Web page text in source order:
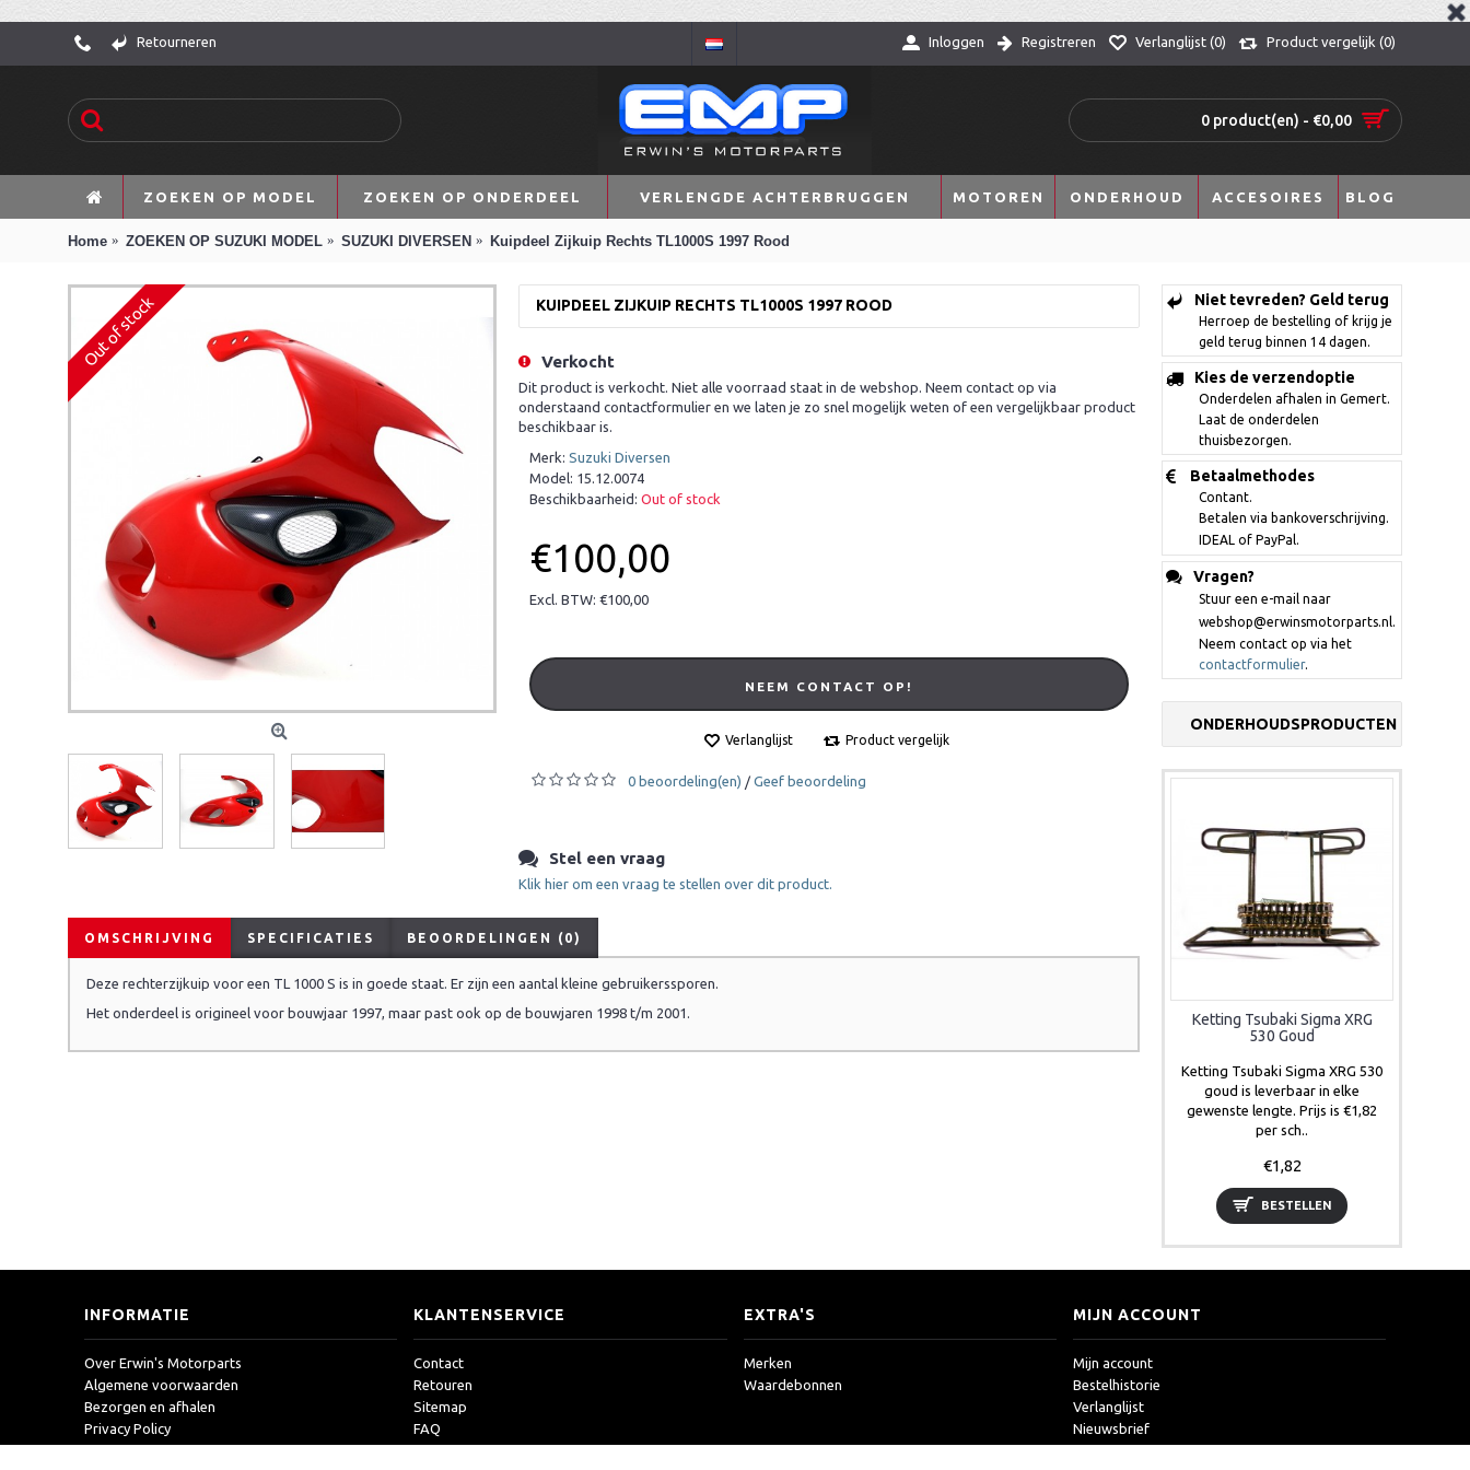
Retourneren Inloggen Registreren Verlanglijst (0) Product vergelijk (0)
0 product(en) - €0,00
ZOEKEN OP MODEL ZOEKEN OP ONDERDEEL VERLENGDE ACHTERBRUGGEN MOTOREN ONDERHOUD ACCESOIRES BLOG
Home ZOEKEN OP SUZUKI MODEL SUZUKI DIVERSEN Kuipdeel Zijkuip Rechts TL1000S 1997 Rood
Niet tevreden? Geld terug
Herroep de bestelling of krijg je
geld terug binnen 14 dagen.
Kies de verzendoptie
Onderdelen afhalen in Gemert.
Laat de onderdelen
thuisbezorgen.
Betaalmethodes
Contant.
Betalen via bankoverschrijving.
IDEAL of PayPal.
Vragen?
Stuur een e-mail naar
webshop@erwinsmotorparts.nl.
Neem contact op via het
contactformulier.
ONDERHOUDSPRODUCTEN
Ketting Tsubaki Sigma XRG
530 Goud
Ketting Tsubaki Sigma XRG 530
goud is leverbaar in elke
gewenste lengte. Prijs is €1,82
per sch..
€1,82
BESTELLEN
Out of stock KUIPDEEL ZIJKUIP RECHTS TL1000S 1997 ROOD
Verkocht
Dit product is verkocht. Niet alle voorraad staat in de webshop. Neem contact op via
onderstaand contactformulier en we laten je zo snel mogelijk weten of een vergelijkbaar product
beschikbaar is.
Merk: Suzuki Diversen
Model: 15.12.0074
Beschikbaarheid: Out of stock
€100,00
Excl. BTW: €100,00
NEEM CONTACT OP!
Verlanglijst Product vergelijk
0 beoordeling(en) / Geef beoordeling
Stel een vraag
Klik hier om een vraag te stellen over dit product.
OMSCHRIJVING SPECIFICATIES BEOORDELINGEN (0)
Deze rechterzijkuip voor een TL 1000 S is in goede staat. Er zijn een aantal kleine gebruikerssporen.
Het onderdeel is origineel voor bouwjaar 1997, maar past ook op de bouwjaren 1998 t/m 2001.
INFORMATIE
Over Erwin's Motorparts
Algemene voorwaarden
Bezorgen en afhalen
Privacy Policy
KLANTENSERVICE
Contact
Retouren
Sitemap
FAQ
EXTRA'S
Merken
Waardebonnen
MIJN ACCOUNT
Mijn account
Bestelhistorie
Verlanglijst
Nieuwsbrief